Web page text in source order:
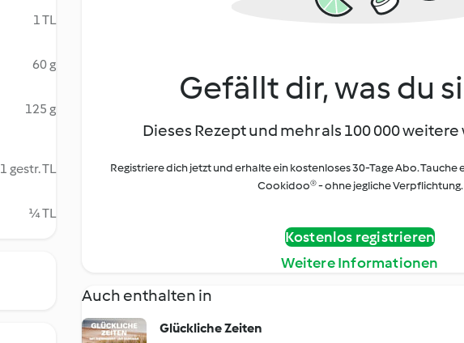
1 TL
60 g
125 g
1 gestr. TL
¼ TL
Gefällt dir, was du
Dieses Rezept und mehr als 100 000
Registriere dich jetzt und erhalte ein kostenloses 30-Tage Abo. Tauche
Cookidoo® - ohne jegliche Verpflichtung.
Kostenlos registrieren
Weitere Informationen
Auch enthalten in
Glückliche Zeiten